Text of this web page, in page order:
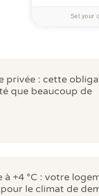
privée : cette
que beaucoup de
ignorent
à +4 °C : votre
le climat de
Set your